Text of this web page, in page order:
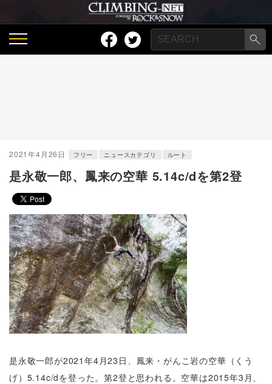
2021年4月26日 フリー ニュースカテゴリ ルート
是永敬一郎、鳳来の空華 5.14c/dを第2登
是永敬一郎が2021年4月23日、鳳来・がんこ岩の空華（くう
げ）5.14c/dを登った。第2登と思われる。空華は2015年3月、